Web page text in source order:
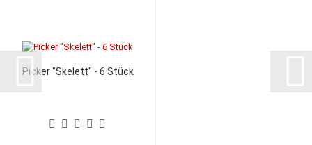
Picker "Skelett" - 6 Stück